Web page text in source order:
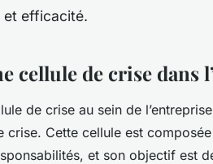
et efficacité.
cellule de crise dans
de crise au sein de
Cette cellule est
et son objectif est